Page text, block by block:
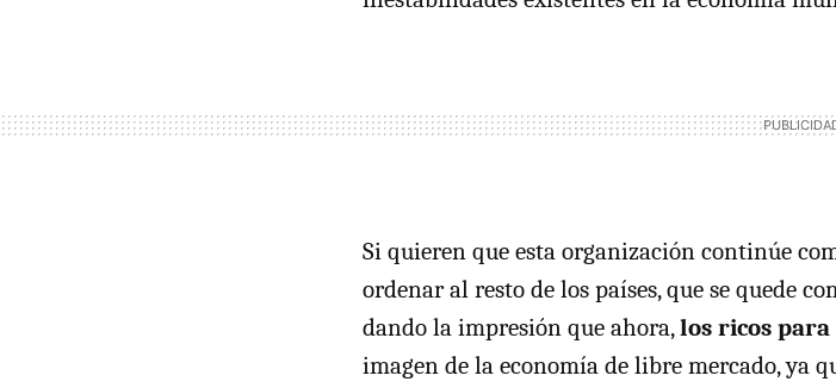
Si quieren que esta organización continúe
ordenar al resto de los países, que se quede
dando la impresión que ahora,los ricos para
imagen de la economía de libre mercado, ya